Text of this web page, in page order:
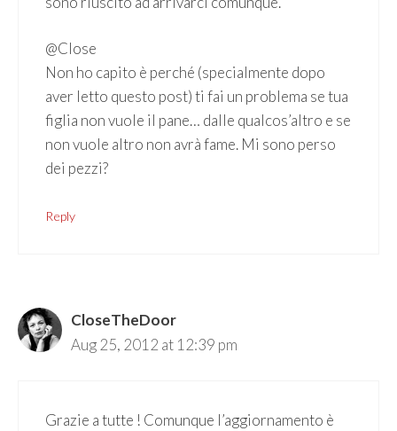
@Close
Non ho capito è perché (specialmente dopo
aver letto questo post) ti fai un problema se tua
figlia non vuole il pane… dalle qualcos’altro e se
non vuole altro non avrà fame. Mi sono perso
dei pezzi?
Reply
CloseTheDoor
Aug 25, 2012 at 12:39 pm
Grazie a tutte ! Comunque l’aggiornamento è